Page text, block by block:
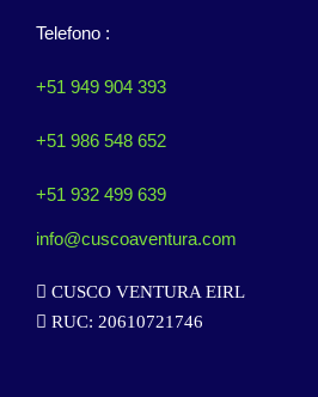
Telefono :
+51 949 904 393
+51 986 548 652
+51 932 499 639
info@cuscoaventura.com
CUSCO VENTURA EIRL
RUC: 20610721746